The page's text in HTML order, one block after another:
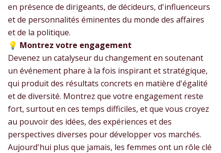
en présence de dirigeants, de décideurs, d'influenceurs
et de personnalités éminentes du monde des affaires
et de la politique.
💡 Montrez votre engagement
Devenez un catalyseur du changement en soutenant
un événement phare à la fois inspirant et stratégique,
qui produit des résultats concrets en matière d'égalité
et de diversité. Montrez que votre engagement reste
fort, surtout en ces temps difficiles, et que vous croyez
au pouvoir des idées, des expériences et des
perspectives diverses pour développer vos marchés.
Aujourd'hui plus que jamais, les femmes ont un rôle clé